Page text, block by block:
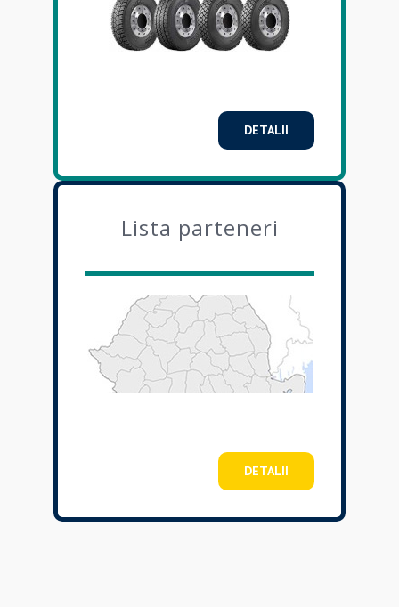
DETALII
Lista parteneri
DETALII